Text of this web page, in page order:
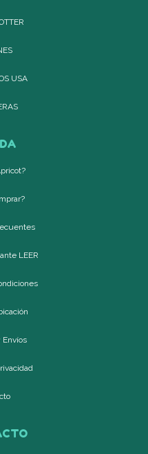
USA
LEER
Envíos